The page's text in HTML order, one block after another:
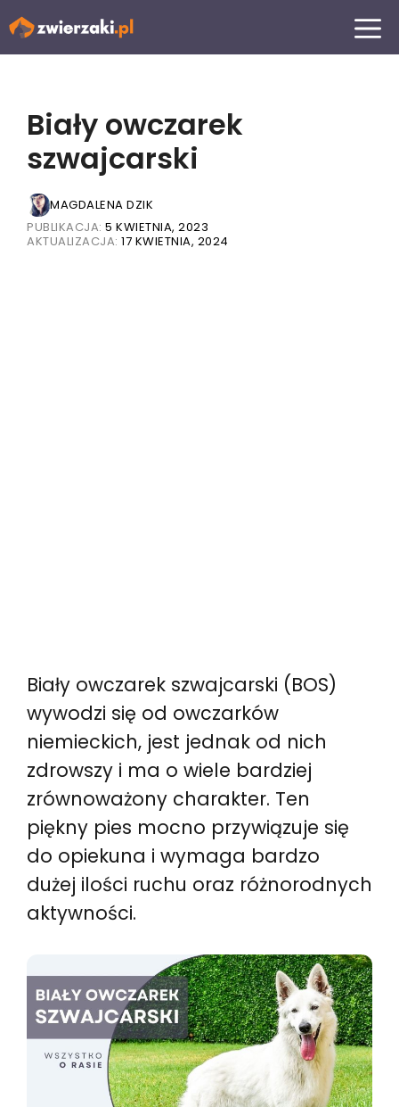
Przejdź
MENU
Biały owczarek
szwajcarski
MAGDALENA DZIK
PUBLIKACJA: 5 KWIETNIA, 2023
AKTUALIZACJA: 17 KWIETNIA, 2024
Biały owczarek szwajcarski (BOS)
wywodzi się od owczarków
niemieckich, jest jednak od nich
zdrowszy i ma o wiele bardziej
zrównoważony charakter. Ten
piękny pies mocno przywiązuje się
do opiekuna i wymaga bardzo
dużej ilości ruchu oraz różnorodnych
aktywności.